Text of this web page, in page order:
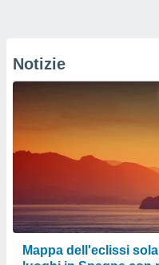
Notizie
Mappa dell'eclissi